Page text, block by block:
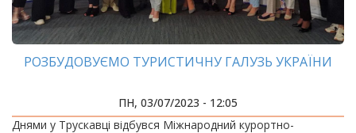
РОЗБУДОВУЄМО ТУРИСТИЧНУ ГАЛУЗЬ УКРАЇНИ
ПН, 03/07/2023 - 12:05
Днями у Трускавці відбувся Міжнародний курортно-